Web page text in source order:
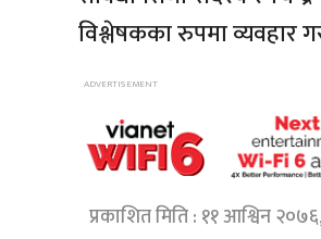
विश्लेषकका रुपमा व्यवहार
प्रकाशित मिति : ११ आश्विन